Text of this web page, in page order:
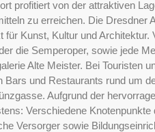
profitiert von der attraktiven
zu erreichen. Die Dresdner
für Kunst, Kultur und
die Semperoper, sowie jede
Alte Meister. Bei Touristen
Bars und Restaurants rund um
Aufgrund der
Verschiedene
Versorger sowie